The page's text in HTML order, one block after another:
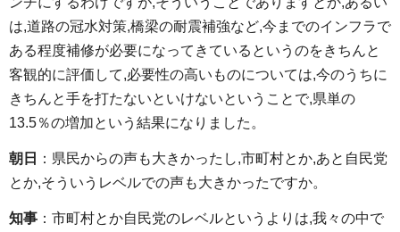
は,道路の冠水対策,橋梁の耐震補強など,今までのインフラで
ある程度補修が必要になってきているというのをきちんと
客観的に評価して,必要性の高いものについては,今のうちに
きちんと手を打たないといけないということで,県単の
13.5％の増加という結果になりました。
朝日
：県民からの声も大きかったし,市町村とか,あと自民党
とか,そういうレベルでの声も大きかったですか。
知事 ：市町村とか自民党のレベルというよりは,我々の中で